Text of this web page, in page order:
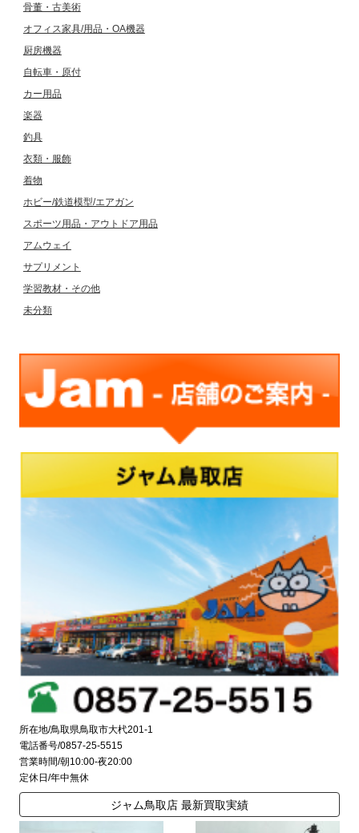
骨董・古美術
オフィス家具/用品・OA機器
厨房機器
自転車・原付
カー用品
楽器
釣具
衣類・服飾
着物
ホビー/鉄道模型/エアガン
スポーツ用品・アウトドア用品
アムウェイ
サプリメント
学習教材・その他
未分類
所在地/鳥取県鳥取市大杙201-1
電話番号/0857-25-5515
営業時間/朝10:00-夜20:00
定休日/年中無休
ジャム鳥取店 最新買取実績